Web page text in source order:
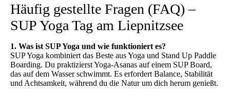
Häufig gestellte Fragen (FAQ) –
SUP Yoga Tag am Liepnitzsee
1. Was ist SUP Yoga und wie funktioniert es?
SUP Yoga kombiniert das Beste aus Yoga und Stand Up Paddle
Boarding. Du praktizierst Yoga-Asanas auf einem SUP Board,
das auf dem Wasser schwimmt. Es erfordert Balance, Stabilität
und Achtsamkeit, während du die Natur um dich herum genießt.